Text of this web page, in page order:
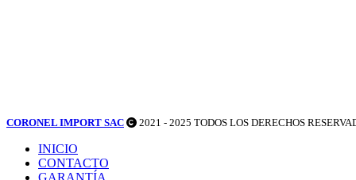
CORONEL IMPORT SAC 2021 - 2025 TODOS LOS DERECHOS
INICIO
CONTACTO